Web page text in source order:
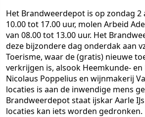
Het Brandweerdepot is op zondag 2
10.00 tot 17.00 uur, molen Arbeid
van 08.00 tot 13.00 uur. Het
deze bijzondere dag onderdak aan
Toerisme, waar de (gratis) nieuwe
verkrijgen is, alsook Heemkunde-
Nicolaus Poppelius en wijnmakerij
locaties is aan de inwendige mens
Brandweerdepot staat ijskar Aarle
locaties kan iets worden gedronken.